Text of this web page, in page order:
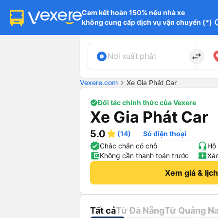
Cam kết hoàn 150% nếu nhà xe
không cung cấp dịch vụ vận chuyển (*)
Nơi xuất phát import_export
Vexere.com chevron_right Xe Gia Phát Car
Đối tác chính thức của Vexere
Xe Gia Phát Car
5.0 (14)
Số điện thoại
Chắc chắn có chỗ
Không cần thanh toán trước
Xem giá &
Tất cảTừ Đà NẵngTừ Quảng